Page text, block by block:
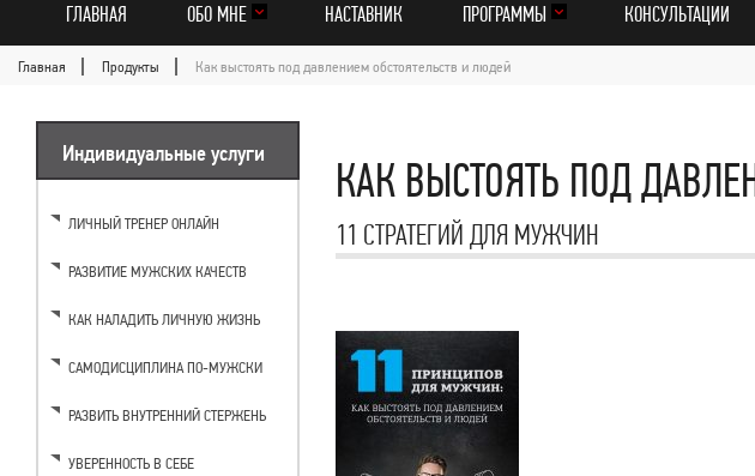
ГЛАВНАЯ ОБО МНЕ НАСТАВНИК ПРОГРАММЫ КОНСУЛЬТАЦИИ
Главная Продукты Как выстоять под давлением обстоятельств и людей
Индивидуальные услуги
ЛИЧНЫЙ ТРЕНЕР ОНЛАЙН
РАЗВИТИЕ МУЖСКИХ КАЧЕСТВ
КАК НАЛАДИТЬ ЛИЧНУЮ ЖИЗНЬ
САМОДИСЦИПЛИНА ПО-МУЖСКИ
РАЗВИТЬ ВНУТРЕННИЙ СТЕРЖЕНЬ
УВЕРЕННОСТЬ В СЕБЕ
КАК ВЫСТОЯТЬ ПОД
11 СТРАТЕГИЙ ДЛЯ МУЖЧИН